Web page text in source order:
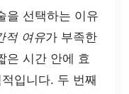
을 선택하는 이유
적 여유가 부족한
은 시간 안에 효
입니다. 두 번째